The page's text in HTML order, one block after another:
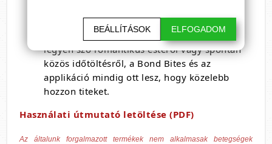
Tedd különlegessé a közös élményeket –
legyen szó romantikus estéről vagy spontán
közös időtöltésről, a Bond Bites és az
applikáció mindig ott lesz, hogy közelebb
hozzon titeket.
Használati útmutató letöltése (PDF)
Az általunk forgalmazott termékek nem alkalmasak betegségek
BEÁLLÍTÁSOK ELFOGADOM